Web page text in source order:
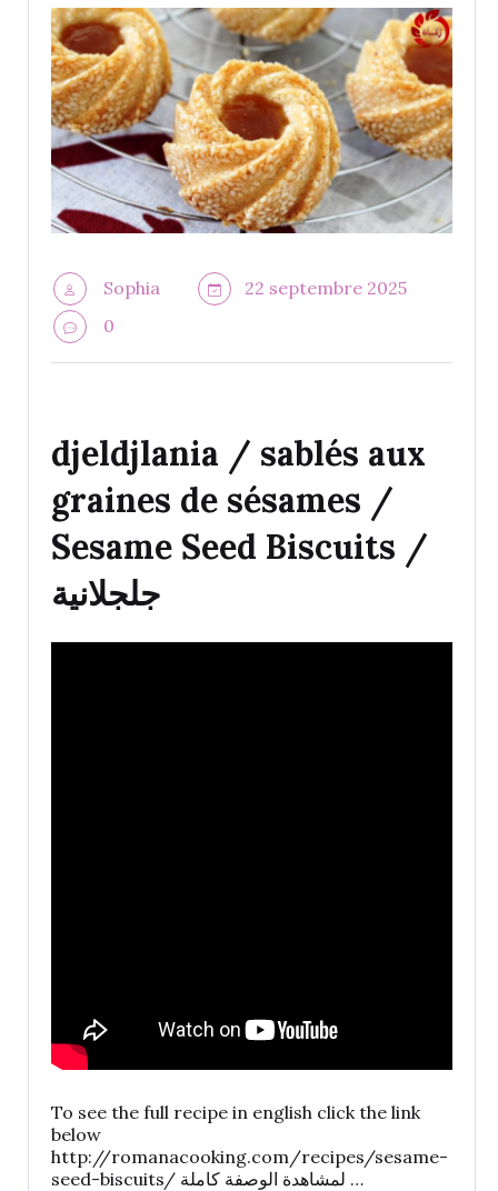
Sophia
22 septembre 2025
0
djeldjlania / sablés aux
graines de sésames /
Sesame Seed Biscuits /
جلجلانية
To see the full recipe in english click the link
below
http://romanacooking.com/recipes/sesame-
seed-biscuits/ لمشاهدة الوصفة كاملة …